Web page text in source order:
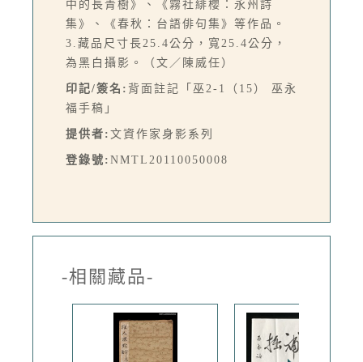
中的長青樹》、《霧社緋櫻：永州詩
集》、《春秋：台語俳句集》等作品。
3.藏品尺寸長25.4公分，寬25.4公分，
為黑白攝影。（文／陳威任）
印記/簽名: 背面註記「巫2-1（15） 巫永
福手稿」
提供者: 文資作家身影系列
登錄號: NMTL20110050008
-相關藏品-